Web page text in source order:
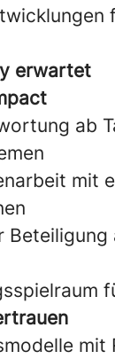
erwartet
ab
mit
Beteiligung